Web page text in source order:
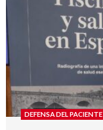
DEFENSA DEL PACIENTE